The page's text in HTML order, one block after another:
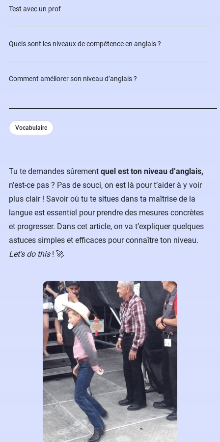
Tu te demandes sûrement quel est ton niveau d’anglais,
n’est-ce pas ? Pas de souci, on est là pour t’aider à y voir
plus clair ! Savoir où tu te situes dans ta maîtrise de la
langue est essentiel pour prendre des mesures concrètes
et progresser. Dans cet article, on va t’expliquer quelques
astuces simples et efficaces pour connaître ton niveau.
Let’s do this! 🚀
Test avec un prof
Quels sont les niveaux de compétence en anglais ?
Comment améliorer son niveau d’anglais ?
Vocabulaire